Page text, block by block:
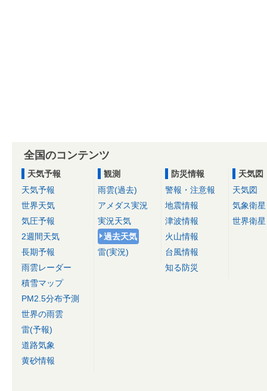
全国のコンテンツ
天気予報
天気予報
世界天気
気圧予報
2週間天気
長期予報
雨雲レーダー
積雪マップ
PM2.5分布予測
世界の雨雲
雷(予報)
道路気象
黄砂情報
観測
雨雲(過去)
アメダス実況
実況天気
過去天気
雷(実況)
防災情報
警報・注意報
地震情報
津波情報
火山情報
台風情報
知る防災
天気図
天気図
気象衛星
世界衛星